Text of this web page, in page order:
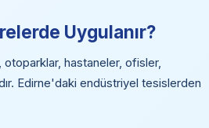
Uygulanır?
hastaneler, ofisler,
Edirne'daki endüstriyel tesislerden